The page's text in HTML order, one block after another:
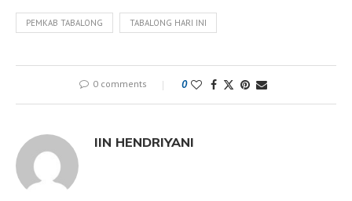
PEMKAB TABALONG TABALONG HARI INI
0 comments 0
IIN HENDRIYANI